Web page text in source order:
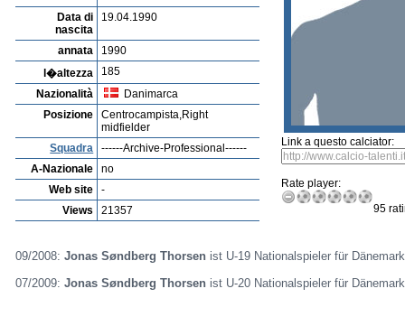
Data di
nascita
19.04.1990
annata
1990
l�altezza
185
Nazionalità
Danimarca
Posizione
Centrocampista,Right
midfielder
Squadra
------Archive-Professional------
A-Nazionale
no
Web site
-
Views
21357
Link a questo calciator:
Rate player:
95
09/2008: Jonas Søndberg Thorsen ist U-19 Nationalspieler für
07/2009:Jonas Søndberg Thorsen ist U-20 Nationalspieler für